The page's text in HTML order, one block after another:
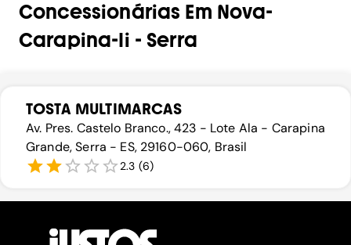
Concessionárias Em Nova-
Carapina-Ii - Serra
TOSTA MULTIMARCAS
Av. Pres. Castelo Branco., 423 - Lote Ala - Carapina
Grande, Serra - ES, 29160-060, Brasil
2.3 (6)